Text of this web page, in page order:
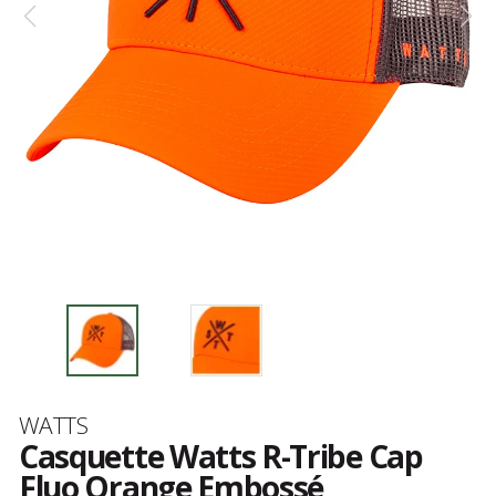
Marque
WATTS
Casquette Watts R-Tribe Cap
Fluo Orange Embossé